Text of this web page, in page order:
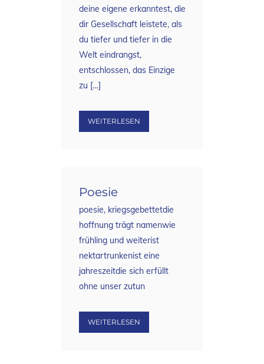
deine eigene erkanntest, die
dir Gesellschaft leistete, als
du tiefer und tiefer in die
Welt eindrangst,
entschlossen, das Einzige
zu […]
WEITERLESEN
Poesie
poesie, kriegsgebettetdie
hoffnung trägt namenwie
frühling und weiterist
nektartrunkenist eine
jahreszeitdie sich erfüllt
ohne unser zutun
WEITERLESEN